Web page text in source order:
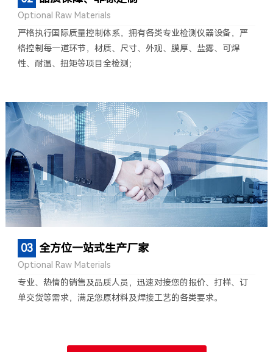
Optional Raw Materials
严格执行国际质量控制体系，拥有各类专业检测仪器设备，严
格控制每一道环节，材质、尺寸、外观、膜厚、盐雾、可焊
性、耐温、扭矩等项目全检测；
03 全方位一站式生产厂家
Optional Raw Materials
专业、热情的销售及品质人员，迅速对接您的报价、打样、订
单交货等需求，满足您原材料及焊接工艺的各类要求。